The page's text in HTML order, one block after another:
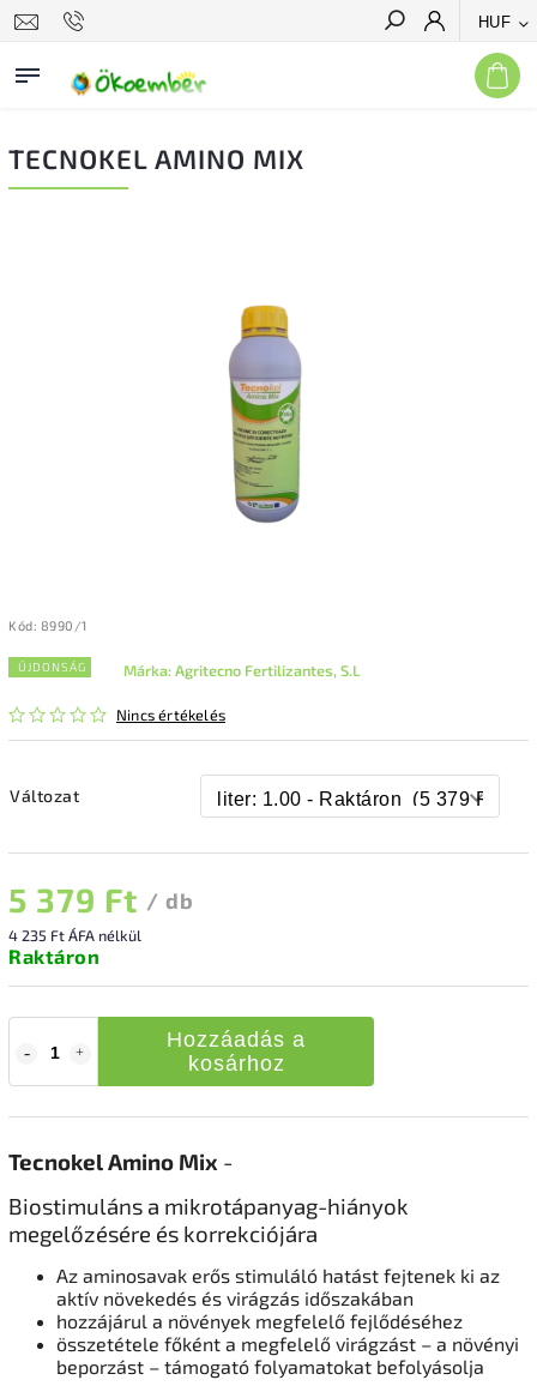
HUF
Keresés
TECNOKEL AMINO MIX
Kód: 8990/1
ÚJDONSÁG
Nincs értékelés
Márka:Agritecno Fertilizantes, S.L
Változat
5 379 Ft / db
4 235 Ft ÁFA nélkül
Raktáron
Hozzáadás a
kosárhoz
Tecnokel Amino Mix -
Biostimuláns a mikrotápanyag-hiányok
megelőzésére és korrekciójára
Az aminosavak erős stimuláló hatást fejtenek ki az
aktív növekedés és virágzás időszakában
hozzájárul a növények megfelelő fejlődéséhez
összetétele főként a megfelelő virágzást – a növényi
beporzást – támogató folyamatokat befolyásolja